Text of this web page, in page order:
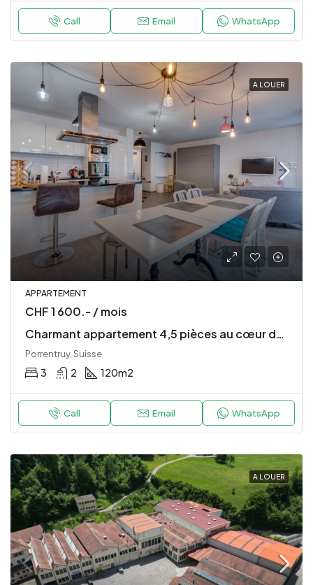
Call Email WhatsApp
A LOUER
APPARTEMENT
CHF 1 600.- / mois
Charmant appartement 4,5 pièces au cœur de la vieille ville de Porrentruy
Porrentruy, Suisse
3 2 120m2
Call Email WhatsApp
A LOUER